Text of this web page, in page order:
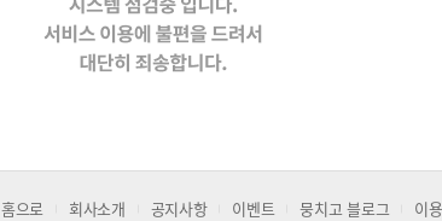
홈으로 회사소개 공지사항 이벤트 뭉치고 블로그
이